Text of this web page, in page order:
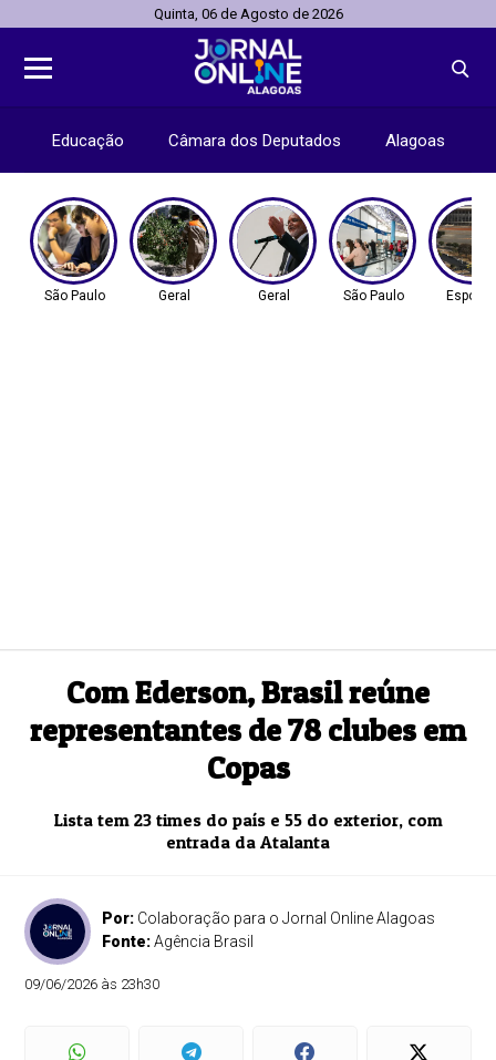
Quinta, 06 de Agosto de 2026
Educação Câmara dos Deputados Alagoas
São Paulo Geral Geral São Paulo
Com Ederson, Brasil reúne
representantes de 78 clubes em
Copas
Lista tem 23 times do país e 55 do exterior, com
entrada da Atalanta
Por: Colaboração para o Jornal Online Alagoas
Fonte:Agência Brasil
09/06/2026 às 23h30